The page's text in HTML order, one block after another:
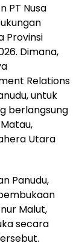
PT Nusa
Provinsi
Dimana,
Relations
untuk
berlangsung
Utara
Panudu,
Malut,
secara